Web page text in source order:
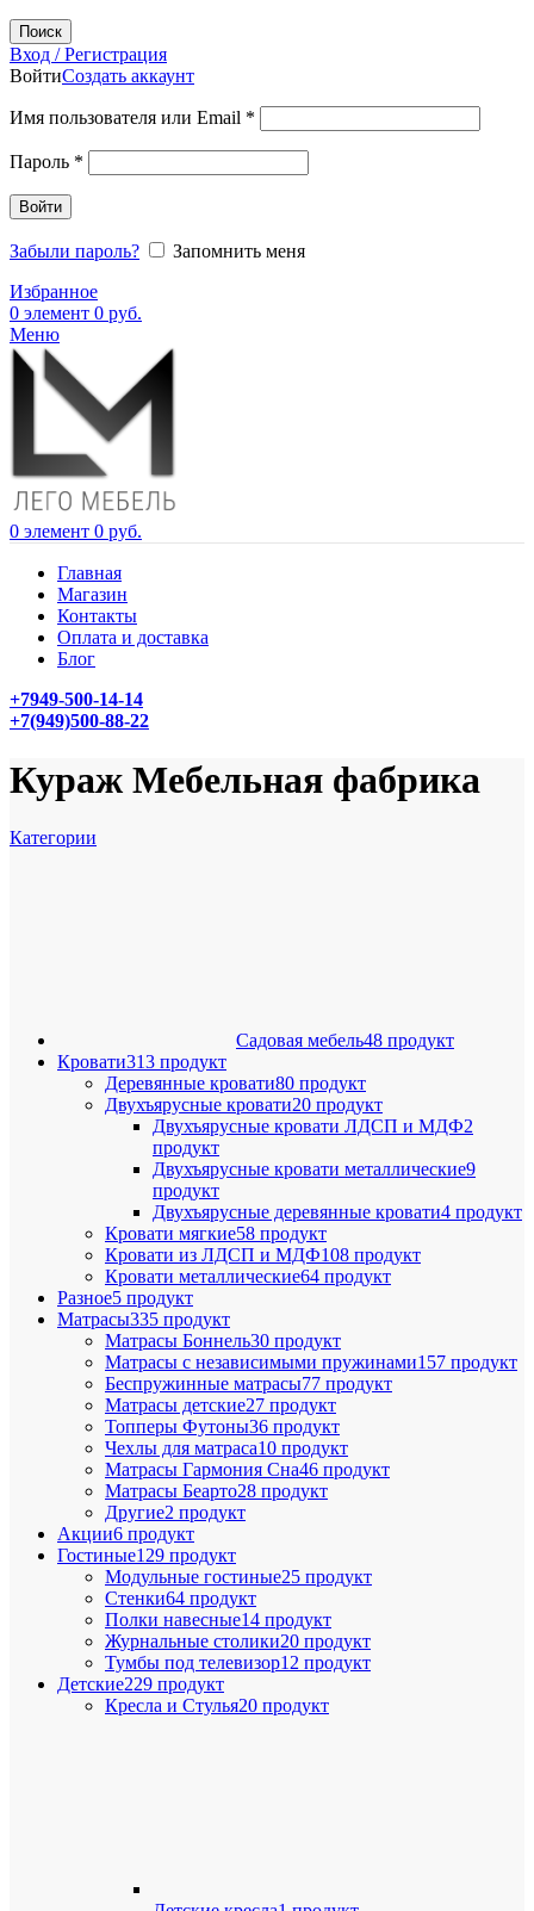
Поиск
Вход / Регистрация
ВойтиСоздать аккаунт
Имя пользователя или Email *
Пароль *
Войти
Забыли пароль?
Запомнить меня
Избранное
0 элемент 0 руб.
Меню
0 элемент 0 руб.
Главная
Магазин
Контакты
Оплата и доставка
Блог
+7949-500-14-14
+7(949)500-88-22
Кураж Мебельная фабрика
Категории
Садовая мебель48 продукт
Кровати313 продукт
Деревянные кровати80 продукт
Двухъярусные кровати20 продукт
Двухъярусные кровати ЛДСП и МДФ2
продукт
Двухъярусные кровати металлические9
продукт
Двухъярусные деревянные кровати4 продукт
Кровати мягкие58 продукт
Кровати из ЛДСП и МДФ108 продукт
Кровати металлические64 продукт
Разное5 продукт
Матрасы335 продукт
Матрасы Боннель30 продукт
Матрасы с независимыми пружинами157 продукт
Беспружинные матрасы77 продукт
Матрасы детские27 продукт
Топперы Футоны36 продукт
Чехлы для матраса10 продукт
Матрасы Гармония Сна46 продукт
Матрасы Беарто28 продукт
Другие2 продукт
Акции6 продукт
Гостиные129 продукт
Модульные гостиные25 продукт
Стенки64 продукт
Полки навесные14 продукт
Журнальные столики20 продукт
Тумбы под телевизор12 продукт
Детские229 продукт
Кресла и Стулья20 продукт